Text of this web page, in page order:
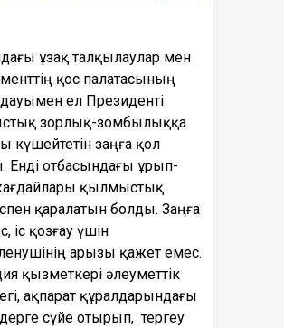
ұзақ талқылаулар мен
қос палатасының
ел Президенті
зорлық-зомбылыққа
күшейтетін заңға қол
Енді отбасындағы ұрып-
қылмыстық
қаралатын болды. Заңға
іс қозғау үшін
арызы қажет емес.
қызметкері әлеуметтік
ақпарат құралдарындағы
сүйе отырып, тергеу